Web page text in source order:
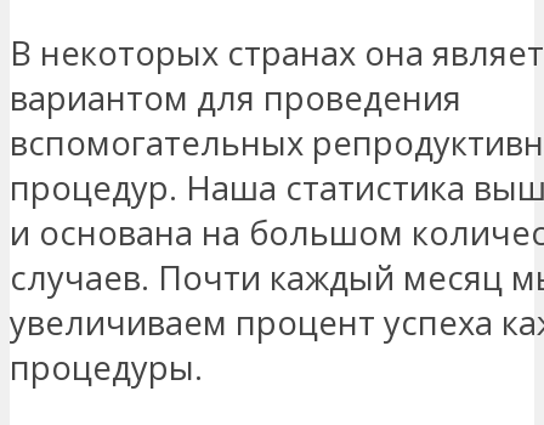
В некоторых странах она
вариантом для проведения
вспомогательных
процедур. Наша статистика
и основана на большом
случаев. Почти каждый месяц
увеличиваем процент успеха
процедуры.